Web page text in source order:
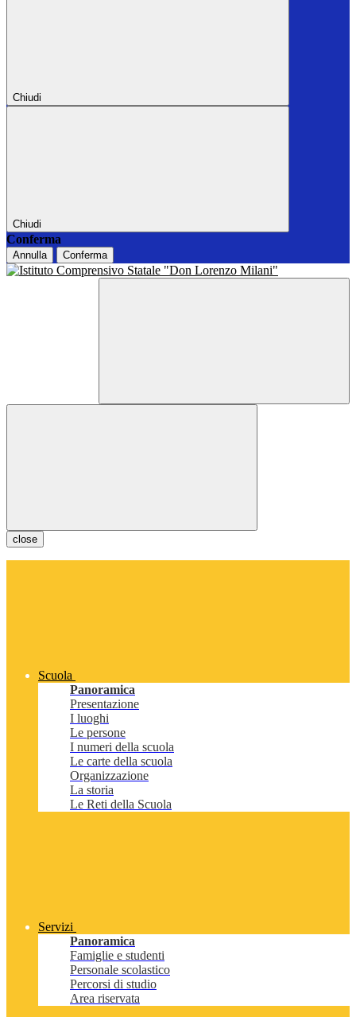
Chiudi
Chiudi
Conferma
Annulla Conferma
close
Scuola
Panoramica
Presentazione
I luoghi
Le persone
I numeri della scuola
Le carte della scuola
Organizzazione
La storia
Le Reti della Scuola
Servizi
Panoramica
Famiglie e studenti
Personale scolastico
Percorsi di studio
Area riservata